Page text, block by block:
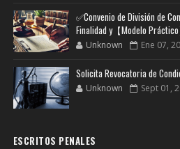
✅Convenio de División de
Finalidad y【Modelo Práctico
Unknown Ene 07,
Solicita Revocatoria de
Unknown Sept 01,
ESCRITOS PENALES